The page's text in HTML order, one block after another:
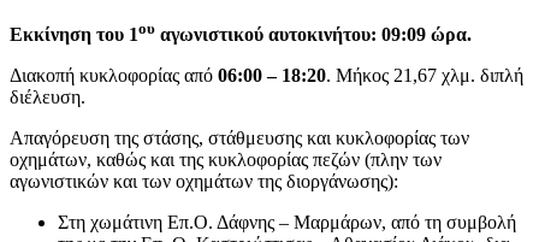
Εκκίνηση του 1ου αγωνιστικού αυτοκινήτου: 09:09 ώρα.
Διακοπή κυκλοφορίας από 06:00 – 18:20. Μήκος 21,67 χλμ. διπλή
διέλευση.
Απαγόρευση της στάσης, στάθμευσης και κυκλοφορίας των
οχημάτων, καθώς και της κυκλοφορίας πεζών (πλην των
αγωνιστικών και των οχημάτων της διοργάνωσης):
Στη χωμάτινη Επ.Ο. Δάφνης – Μαρμάρων, από τη συμβολή